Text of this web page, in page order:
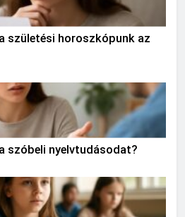
születési horoszkópunk az
szóbeli nyelvtudásodat?